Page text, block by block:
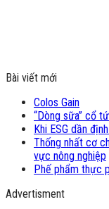
Bài viết mới
Colos Gain
“Dòng sữa” cổ
Khi ESG dần
Thống nhất cơ
vực nông nghiệp
Phế phẩm thực
Advertisment